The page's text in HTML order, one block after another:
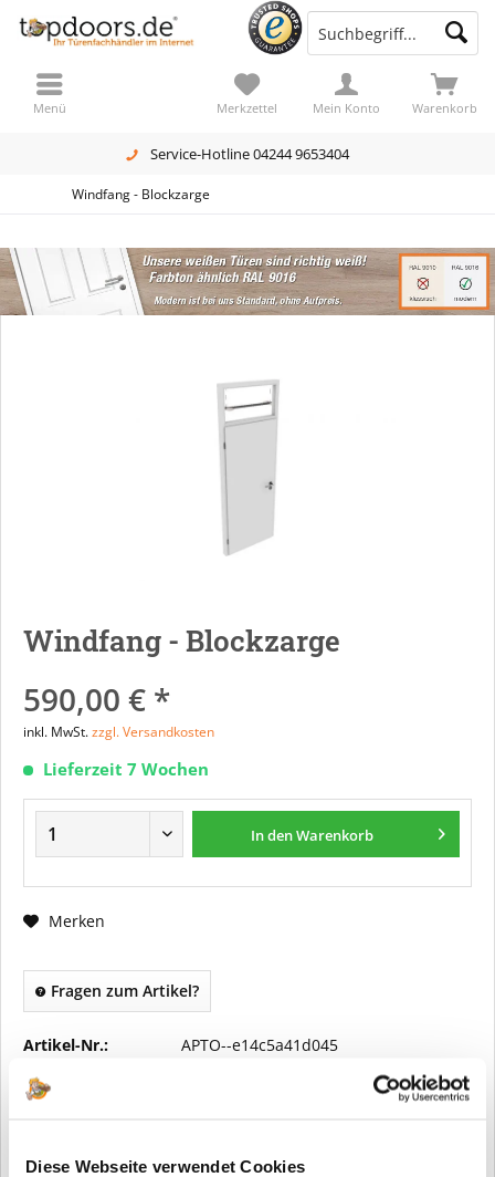
Diese Webseite verwendet Cookies
Service-Hotline 04244 9653404
Warenkorb
Merkzettel Mein Konto
Menü
Windfang - Blockzarge
Windfang - Blockzarge
590,00 € *
inkl. MwSt.zzgl. Versandkosten
Lieferzeit 7 Wochen
In denWarenkorb
Merken
Fragen zum Artikel?
Artikel-Nr.: APTO--e14c5a41d045
Vorteile